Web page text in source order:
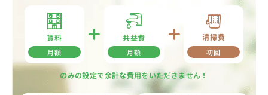
賃料
月額
共益費
月額
清掃費
初回
のみの設定で余計な費用をいただきません！